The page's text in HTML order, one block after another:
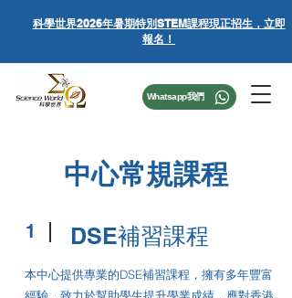
科學世界2026年暑期特別STEM課程現正招生，立即
報名！
Whatsapp我們
中心常規課程
1 DSE補習課程
本中心提供專業的DSE補習課程，擁有多年豐富